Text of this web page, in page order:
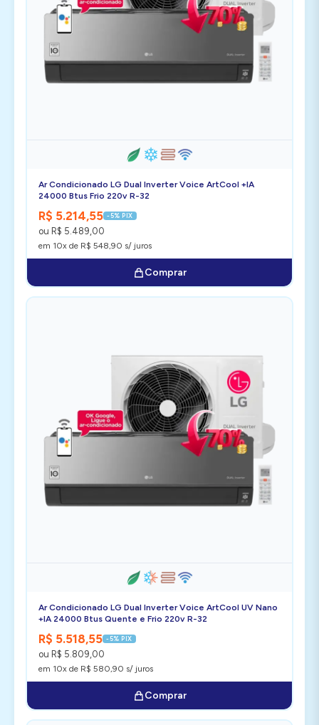
Ar Condicionado LG Dual Inverter Voice ArtCool +IA
24000 Btus Frio 220v R-32
R$ 5.214,55 -5% PIX
ou R$ 5.489,00
em 10x de R$ 548,90 s/ juros
Comprar
Ar Condicionado LG Dual Inverter Voice ArtCool UV Nano
+IA 24000 Btus Quente e Frio 220v R-32
R$ 5.518,55 -5% PIX
ou R$ 5.809,00
em 10x de R$ 580,90 s/ juros
Comprar